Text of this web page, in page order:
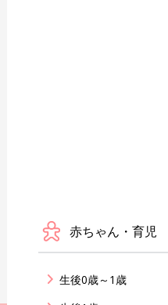
赤ちゃん・育児
生後0歳～1歳